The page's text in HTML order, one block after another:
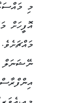
މި
ނޭޝަނަލް